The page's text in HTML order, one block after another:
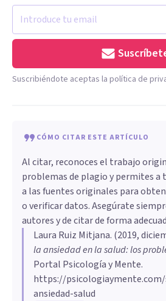
Suscribiéndote aceptas la política de
CÓMO CITAR ESTE ARTÍCULO
Al citar, reconoces el trabajo
problemas de plagio y permites a
a las fuentes originales para
o verificar datos. Asegúrate
autores y de citar de forma
Laura Ruiz Mitjana. (2019,
la ansiedad en la salud: los
Portal Psicología y Mente.
https://
ansiedad-salud